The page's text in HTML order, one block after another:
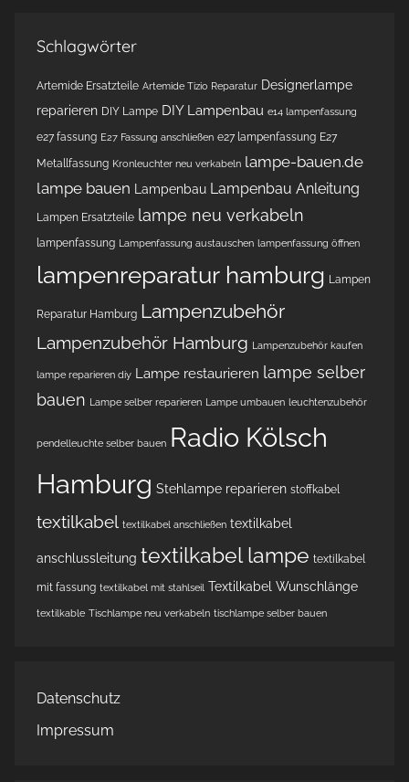
Schlagwörter
Artemide Ersatzteile Artemide Tizio Reparatur Designerlampe
reparieren DIY Lampe DIY Lampenbau e14 lampenfassung
e27 fassung E27 Fassung anschließen e27 lampenfassung E27
Metallfassung Kronleuchter neu verkabeln lampe-bauen.de
lampe bauen
Lampenbau Lampenbau Anleitung
Lampen Ersatzteile lampe neu verkabeln
lampenfassung Lampenfassung austauschen lampenfassung öffnen
lampenreparatur hamburg Lampen
Reparatur Hamburg Lampenzubehör
Lampenzubehör Hamburg Lampenzubehör kaufen
lampe reparieren diy Lampe restaurieren lampe selber
bauen Lampe selber reparieren Lampe umbauen leuchtenzubehör
pendelleuchte selber bauen Radio Kölsch
Hamburg Stehlampe reparieren stoffkabel
textilkabel textilkabel anschließen textilkabel
anschlussleitung textilkabel lampe textilkabel
mit fassung textilkabel mit stahlseil Textilkabel Wunschlänge
textilkable Tischlampe neu verkabeln tischlampe selber bauen
Datenschutz
Impressum